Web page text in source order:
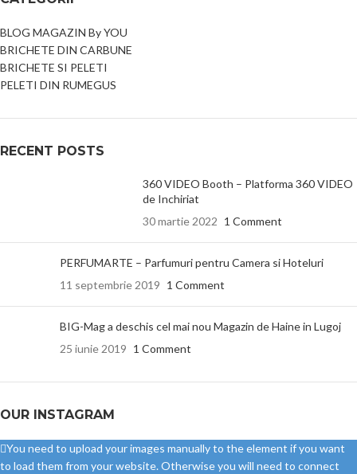
BLOG MAGAZIN By YOU
BRICHETE DIN CARBUNE
BRICHETE SI PELETI
PELETI DIN RUMEGUS
RECENT POSTS
360 VIDEO Booth – Platforma 360 VIDEO
de Inchiriat
30 martie 2022 1 Comment
PERFUMARTE – Parfumuri pentru Camera si Hoteluri
11 septembrie 2019 1 Comment
BIG-Mag a deschis cel mai nou Magazin de Haine in Lugoj
25 iunie 2019 1 Comment
OUR INSTAGRAM
You need to upload your images manually to the element if you want
to load them from your website. Otherwise you will need to connect